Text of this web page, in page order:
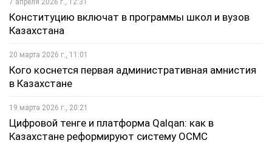
7 апреля 2026 г., 12:31
Конституцию включат в программы школ и вузов
Казахстана
20 марта 2026 г., 11:01
Кого коснется первая административная амнистия
в Казахстане
19 марта 2026 г., 20:21
Цифровой тенге и платформа Qalqan: как в
Казахстане реформируют систему ОСМС